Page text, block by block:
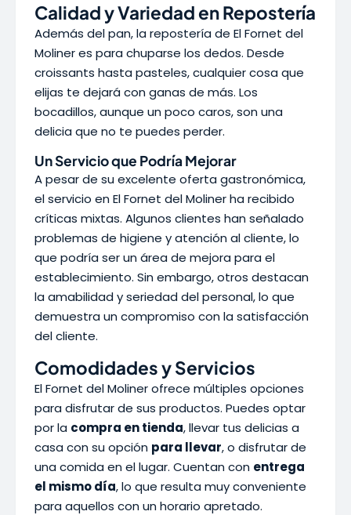
Calidad y Variedad en Repostería
Además del pan, la repostería de El Fornet del
Moliner es para chuparse los dedos. Desde
croissants hasta pasteles, cualquier cosa que
elijas te dejará con ganas de más. Los
bocadillos, aunque un poco caros, son una
delicia que no te puedes perder.
Un Servicio que Podría Mejorar
A pesar de su excelente oferta gastronómica,
el servicio en El Fornet del Moliner ha recibido
críticas mixtas. Algunos clientes han señalado
problemas de higiene y atención al cliente, lo
que podría ser un área de mejora para el
establecimiento. Sin embargo, otros destacan
la amabilidad y seriedad del personal, lo que
demuestra un compromiso con la satisfacción
del cliente.
Comodidades y Servicios
El Fornet del Moliner ofrece múltiples opciones
para disfrutar de sus productos. Puedes optar
por la compra en tienda, llevar tus delicias a
casa con su opción para llevar, o disfrutar de
una comida en el lugar. Cuentan con entrega
el mismo día, lo que resulta muy conveniente
para aquellos con un horario apretado.